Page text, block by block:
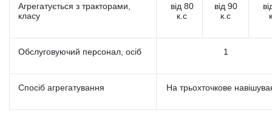
Агрегатується з тракторами,
класу
від 80
к.с
від 90
к.с
Обслуговуючий персонал, осіб 1
Спосіб агрегатування На трьохточкове